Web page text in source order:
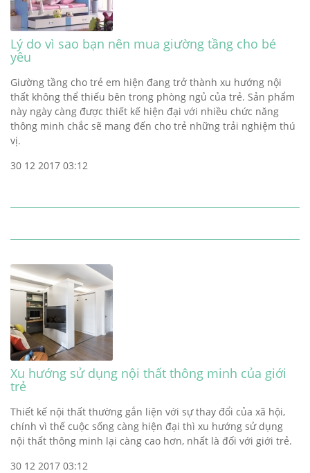
Lý do vì sao bạn nên mua giường tầng cho bé
yêu
Giường tầng cho trẻ em hiện đang trở thành xu hướng nội
thất không thể thiếu bên trong phòng ngủ của trẻ. Sản phẩm
này ngày càng được thiết kế hiện đại với nhiều chức năng
thông minh chắc sẽ mang đến cho trẻ những trải nghiệm thú
vị.
30 12 2017 03:12
Xu hướng sử dụng nội thất thông minh của giới
trẻ
Thiết kế nội thất thường gắn liện với sự thay đổi của xã hội,
chính vì thế cuộc sống càng hiện đại thì xu hướng sử dụng
nội thất thông minh lại càng cao hơn, nhất là đối với giới trẻ.
30 12 2017 03:12